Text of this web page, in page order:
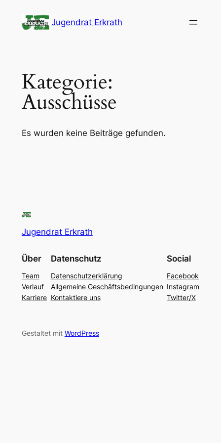
Inhalt
Jugendrat Erkrath
Kategorie:
Ausschüsse
Es wurden keine Beiträge gefunden.
Jugendrat Erkrath
Über
Team
Verlauf
Karriere
Datenschutz
Datenschutzerklärung
Allgemeine Geschäftsbedingungen
Kontaktiere uns
Social
Facebook
Instagram
Twitter/X
Gestaltet mit WordPress